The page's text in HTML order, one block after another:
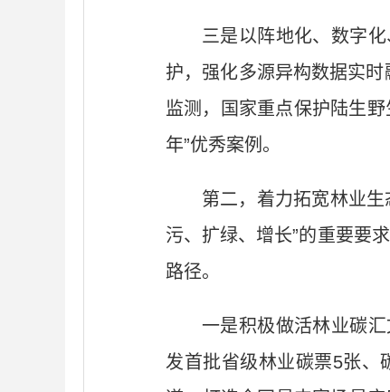
三是以阵地化、数字
护，强化多源异构数据实
监测，国家重点保护陆生
年”优秀案例。
第二，着力拓宽林业
污、扩绿、增长”的重要要
路径。
一是积极做活林业碳
发首批省级林业碳票5张、